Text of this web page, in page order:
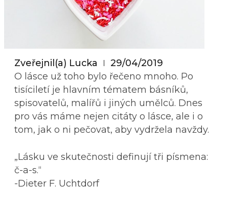
Zveřejnil(a) Lucka
29/04/2019
O lásce už toho bylo řečeno mnoho. Po
tisíciletí je hlavním tématem básníků,
spisovatelů, malířů i jiných umělců. Dnes
pro vás máme nejen citáty o lásce, ale i o
tom, jak o ni pečovat, aby vydržela navždy.
„Lásku ve skutečnosti definují tři písmena:
č-a-s.“
-Dieter F. Uchtdorf